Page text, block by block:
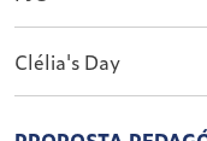
Clélia's Day